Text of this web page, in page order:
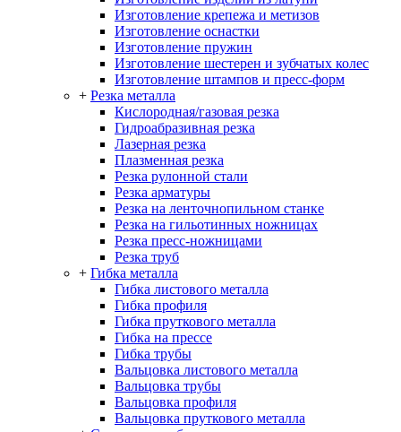
Изготовление крепежа и метизов
Изготовление оснастки
Изготовление пружин
Изготовление шестерен и зубчатых колес
Изготовление штампов и пресс-форм
+ Резка металла
Кислородная/газовая резка
Гидроабразивная резка
Лазерная резка
Плазменная резка
Резка рулонной стали
Резка арматуры
Резка на ленточнопильном станке
Резка на гильотинных ножницах
Резка пресс-ножницами
Резка труб
+ Гибка металла
Гибка листового металла
Гибка профиля
Гибка пруткового металла
Гибка на прессе
Гибка трубы
Вальцовка листового металла
Вальцовка трубы
Вальцовка профиля
Вальцовка пруткового металла